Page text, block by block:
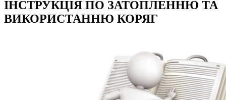
ІНСТРУКЦІЯ ПО ЗАТОПЛЕННЮ ТА
ВИКОРИСТАННЮ КОРЯГ